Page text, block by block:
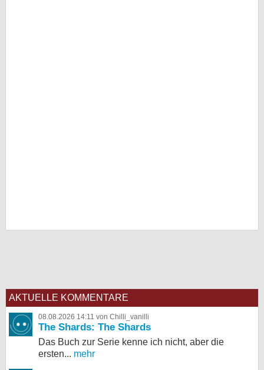
AKTUELLE KOMMENTARE
08.08.2026 14:11 von Chilli_vanilli
The Shards: The Shards
Das Buch zur Serie kenne ich nicht, aber die
ersten... mehr